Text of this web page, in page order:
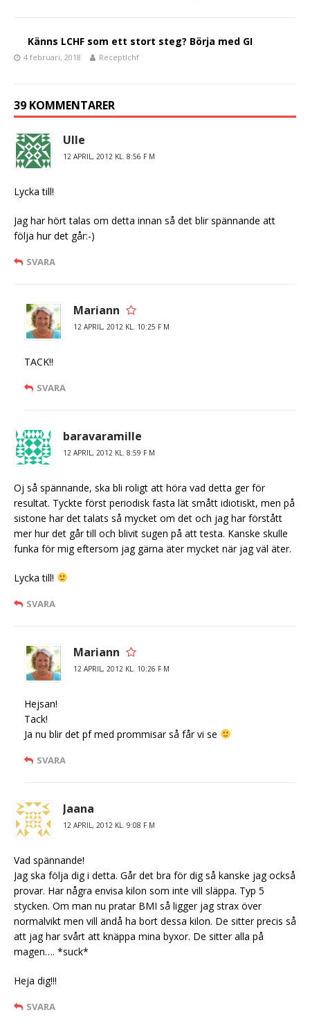
Känns LCHF som ett stort steg? Börja med GI
4 februari, 2018 Receptlchf
39 KOMMENTARER
Ulle
12 APRIL, 2012 KL. 8:56 F M
Lycka till!
Jag har hört talas om detta innan så det blir spännande att
följa hur det går:-)
SVARA
Mariann
12 APRIL, 2012 KL. 10:25 F M
TACK!!
SVARA
baravaramille
12 APRIL, 2012 KL. 8:59 F M
Oj så spännande, ska bli roligt att höra vad detta ger för
resultat. Tyckte först periodisk fasta lät smått idiotiskt, men på
sistone har det talats så mycket om det och jag har förstått
mer hur det går till och blivit sugen på att testa. Kanske skulle
funka för mig eftersom jag gärna äter mycket när jag väl äter.
Lycka till!
SVARA
Mariann
12 APRIL, 2012 KL. 10:26 F M
Hejsan!
Tack!
Ja nu blir det pf med prommisar så får vi se
SVARA
Jaana
12 APRIL, 2012 KL. 9:08 F M
Vad spännande!
Jag ska följa dig i detta. Går det bra för dig så kanske jag också
provar. Har några envisa kilon som inte vill släppa. Typ 5
stycken. Om man nu pratar BMI så ligger jag strax över
normalvikt men vill ändå ha bort dessa kilon. De sitter precis så
att jag har svårt att knäppa mina byxor. De sitter alla på
magen…. *suck*
Heja dig!!!
SVARA